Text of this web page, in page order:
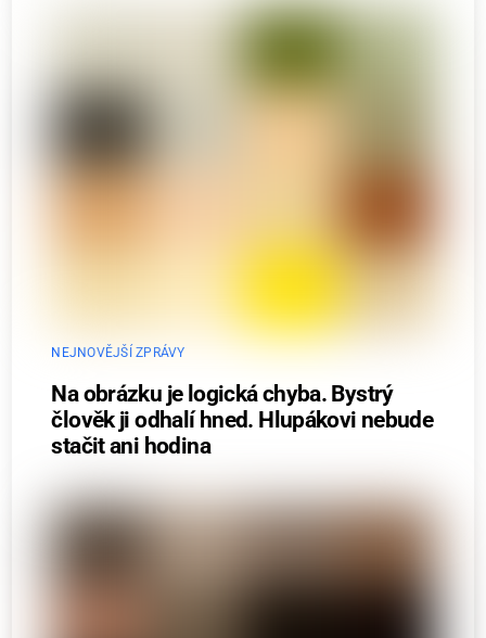
NEJNOVĚJŠÍ ZPRÁVY
Na obrázku je logická chyba. Bystrý
člověk ji odhalí hned. Hlupákovi nebude
stačit ani hodina